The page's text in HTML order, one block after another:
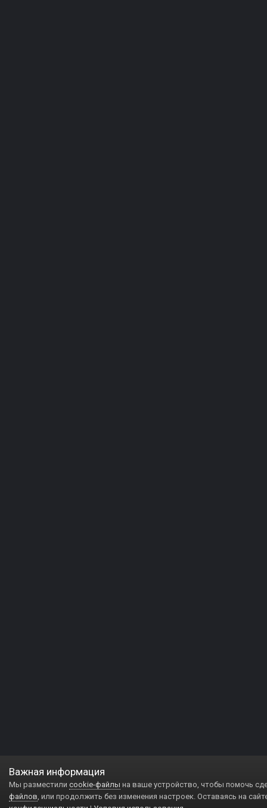
Важная информация
Мы разместили cookie-файлы на ваше устройство, чтобы помочь
файлов, или продолжить без изменения настроек. Оставаясь на